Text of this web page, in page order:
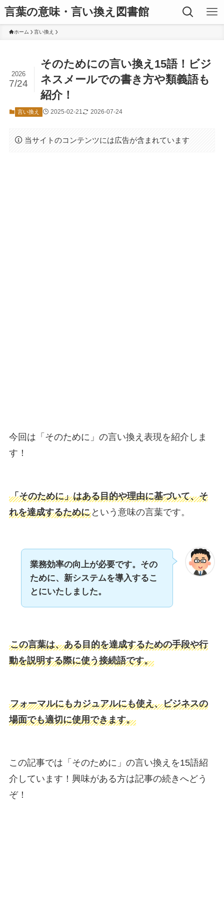
言葉の意味・言い換え図書館
ホーム 言い換え
そのためにの言い換え15語！ビジ
ネスメールでの書き方や類義語も
紹介！
2026
7/24
言い換え 2025-02-21 2026-07-24
当サイトのコンテンツには広告が含まれています
今回は「そのために」の言い換え表現を紹介しま
す！
「そのために」はある目的や理由に基づいて、そ
れを達成するためにという意味の言葉です。
業務効率の向上が必要です。その
ために、新システムを導入するこ
とにいたしました。
この言葉は、ある目的を達成するための手段や行
動を説明する際に使う接続語です。
フォーマルにもカジュアルにも使え、ビジネスの
場面でも適切に使用できます。
この記事では「そのために」の言い換えを15語紹
介しています！興味がある方は記事の続きへどう
ぞ！